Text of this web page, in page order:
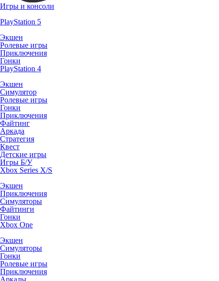
Игры и консоли
PlayStation 5
Экшен
Ролевые игры
Приключения
Гонки
PlayStation 4
Экшен
Симулятор
Ролевые игры
Гонки
Приключения
Файтинг
Аркада
Стратегия
Квест
Детские игры
Игры Б/У
Xbox Series X/S
Экшен
Приключения
Симуляторы
Файтинги
Гонки
Xbox One
Экшен
Симуляторы
Гонки
Ролевые игры
Приключения
Аркады